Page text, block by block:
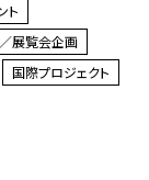
ト
展覧会企画
国際プロジェクト